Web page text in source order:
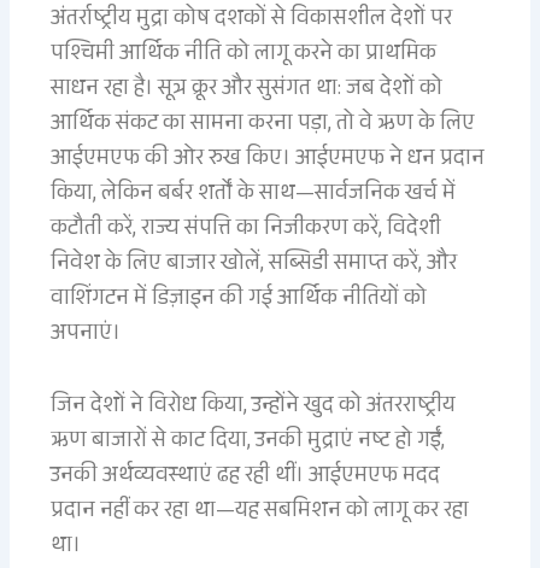
अंतर्राष्ट्रीय मुद्रा कोष दशकों से विकासशील देशों पर
पश्चिमी आर्थिक नीति को लागू करने का प्राथमिक
साधन रहा है। सूत्र क्रूर और सुसंगत था: जब देशों को
आर्थिक संकट का सामना करना पड़ा, तो वे ऋण के लिए
आईएमएफ की ओर रुख किए। आईएमएफ ने धन प्रदान
किया, लेकिन बर्बर शर्तों के साथ—सार्वजनिक खर्च में
कटौती करें, राज्य संपत्ति का निजीकरण करें, विदेशी
निवेश के लिए बाजार खोलें, सब्सिडी समाप्त करें, और
वाशिंगटन में डिज़ाइन की गई आर्थिक नीतियों को
अपनाएं।
जिन देशों ने विरोध किया, उन्होंने खुद को अंतरराष्ट्रीय
ऋण बाजारों से काट दिया, उनकी मुद्राएं नष्ट हो गईं,
उनकी अर्थव्यवस्थाएं ढह रही थीं। आईएमएफ मदद
प्रदान नहीं कर रहा था—यह सबमिशन को लागू कर रहा
था।